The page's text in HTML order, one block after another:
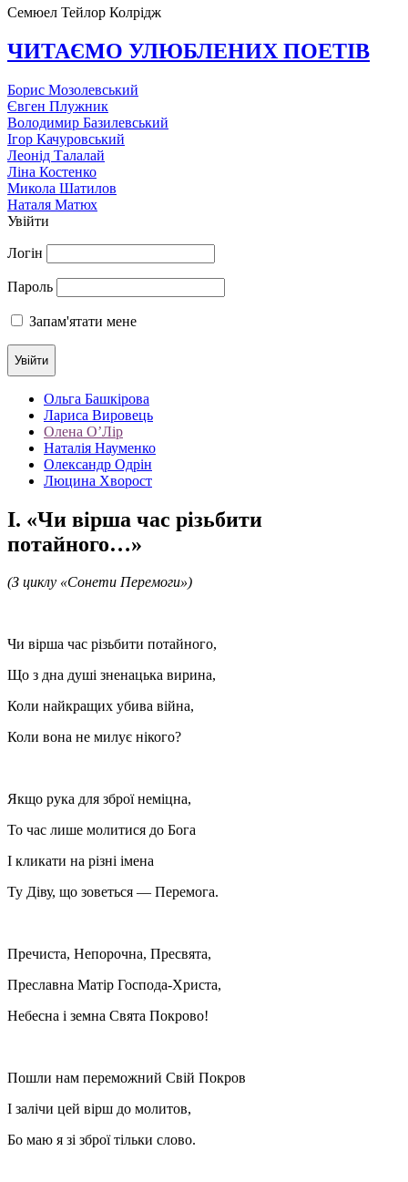
Семюел Тейлор Колрідж
ЧИТАЄМО УЛЮБЛЕНИХ ПОЕТІВ
Борис Мозолевський
Євген Плужник
Володимир Базилевський
Ігор Качуровський
Леонід Талалай
Ліна Костенко
Микола Шатилов
Наталя Матюх
Увійти
Логін
Пароль
Запам'ятати мене
Ольга Башкірова
Лариса Вировець
Олена О’Лір
Наталія Науменко
Олександр Одрін
Люцина Хворост
І. «Чи вірша час різьбити
потайного…»
(З циклу «Сонети Перемоги»)
Чи вірша час різьбити потайного,
Що з дна душі зненацька вирина,
Коли найкращих убива війна,
Коли вона не милує нікого?
Якщо рука для зброї неміцна,
То час лише молитися до Бога
І кликати на різні імена
Ту Діву, що зоветься — Перемога.
Пречиста, Непорочна, Пресвята,
Преславна Матір Господа-Христа,
Небесна і земна Свята Покрово!
Пошли нам переможний Свій Покров
І залічи цей вірш до молитов,
Бо маю я зі зброї тільки слово.